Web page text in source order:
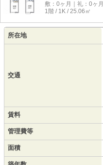
敷：0ヶ月｜礼：0ヶ月
1階 / 1K / 25.06㎡
所在地
交通
賃料
管理費等
面積